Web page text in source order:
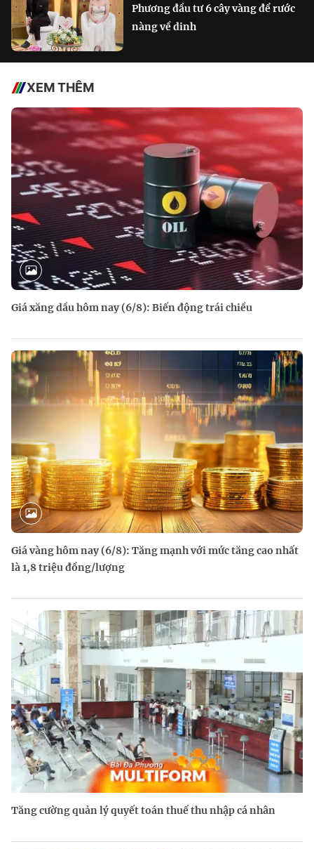
Phương đầu tư 6 cây vàng để rước
nàng về dinh
XEM THÊM
Giá xăng dầu hôm nay (6/8): Biến động trái chiều
Giá vàng hôm nay (6/8): Tăng mạnh với mức tăng cao nhất
là 1,8 triệu đồng/lượng
Tăng cường quản lý quyết toán thuế thu nhập cá nhân